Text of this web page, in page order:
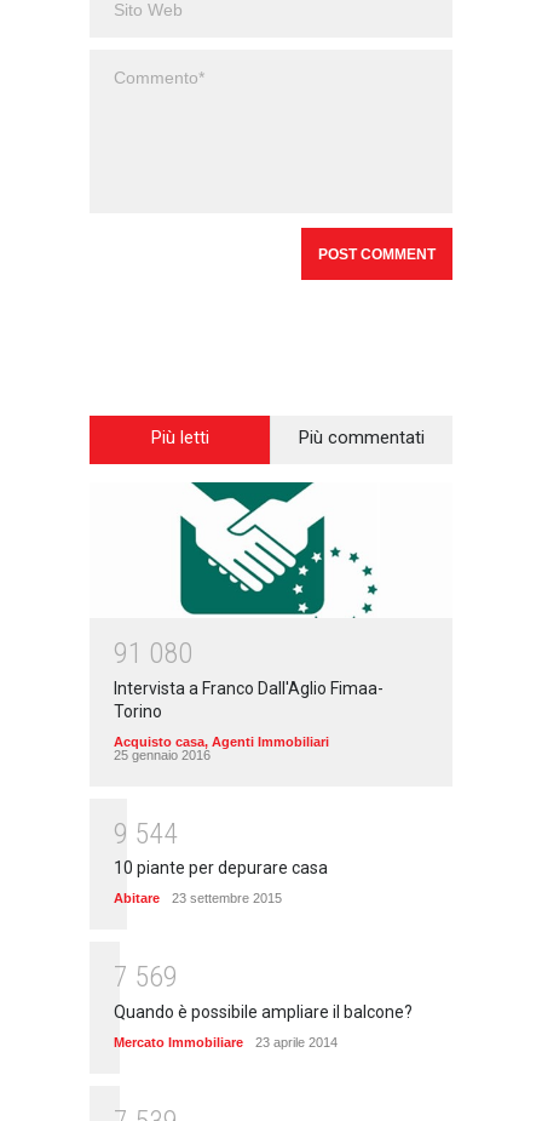
Più letti Più commentati
91 080
Intervista a Franco Dall'Aglio Fimaa-
Torino
Acquisto casa, Agenti Immobiliari
25 gennaio 2016
9 544
10 piante per depurare casa
Abitare 23 settembre 2015
7 569
Quando è possibile ampliare il balcone?
Mercato Immobiliare 23 aprile 2014